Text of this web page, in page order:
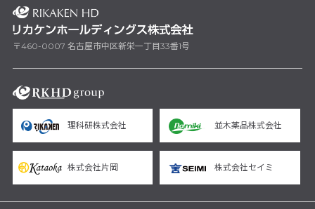
〒460-0007 名古屋市中区新栄一丁目33番1号
理科研株式会社 並木薬品株式会社
株式会社片岡 株式会社セイミ